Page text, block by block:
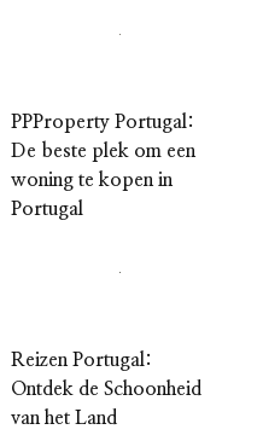
PPProperty Portugal:
De beste plek om een
woning te kopen in
Portugal
Reizen Portugal:
Ontdek de Schoonheid
van het Land